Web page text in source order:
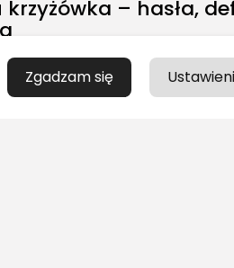
– hasła,
to świetny sposób na
do poszerzania wiedzy. Jednym
pojawiają się w
Zgadzam się